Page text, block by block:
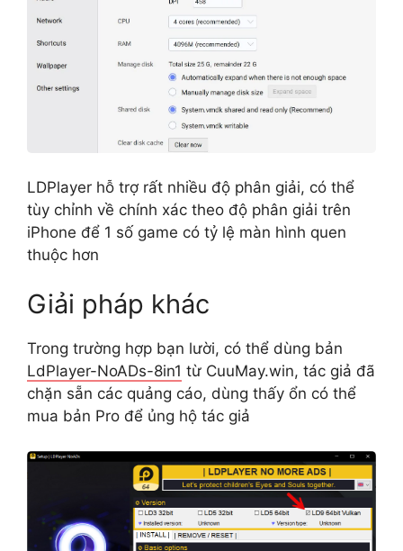
LDPlayer hỗ trợ rất nhiều độ phân giải, có thể
tùy chỉnh về chính xác theo độ phân giải trên
iPhone để 1 số game có tỷ lệ màn hình quen
thuộc hơn
Giải pháp khác
Trong trường hợp bạn lười, có thể dùng bản
LdPlayer-NoADs-8in1 từ CuuMay.win, tác giả đã
chặn sẵn các quảng cáo, dùng thấy ổn có thể
mua bản Pro để ủng hộ tác giả